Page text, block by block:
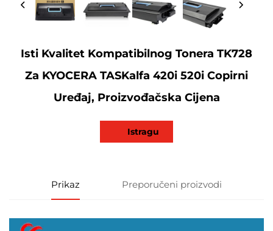
Isti Kvalitet Kompatibilnog Tonera TK728
Za KYOCERA TASKalfa 420i 520i Copirni
Uređaj, Proizvođačska Cijena
Istragu
Prikaz Preporučeni proizvodi